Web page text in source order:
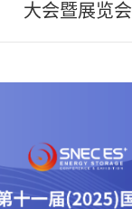
大会暨展览会